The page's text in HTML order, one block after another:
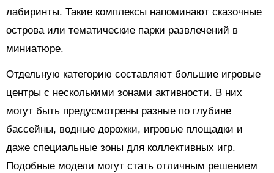
лабиринты. Такие комплексы напоминают сказочные
острова или тематические парки развлечений в
миниатюре.
Отдельную категорию составляют большие игровые
центры с несколькими зонами активности. В них
могут быть предусмотрены разные по глубине
бассейны, водные дорожки, игровые площадки и
даже специальные зоны для коллективных игр.
Подобные модели могут стать отличным решением